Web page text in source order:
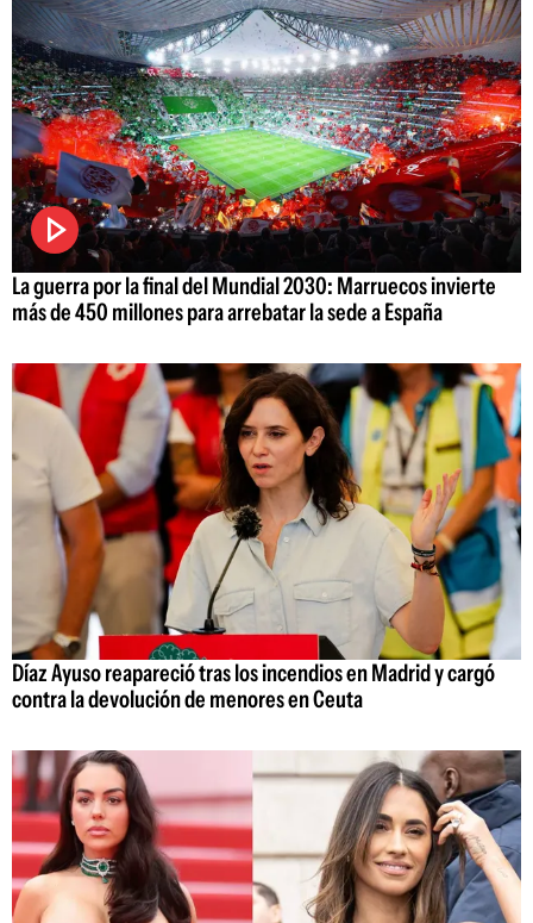
La guerra por la final del Mundial 2030: Marruecos invierte
más de 450 millones para arrebatar la sede a España
Díaz Ayuso reapareció tras los incendios en Madrid y cargó
contra la devolución de menores en Ceuta